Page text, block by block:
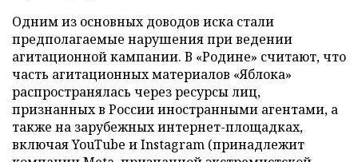
Одним из основных доводов иска стали
предполагаемые нарушения при ведении
агитационной кампании. В «Родине» считают, что
часть агитационных материалов «Яблока»
распространялась через ресурсы лиц,
признанных в России иностранными агентами, а
также на зарубежных интернет-площадках,
включая YouTube и Instagram (принадлежит